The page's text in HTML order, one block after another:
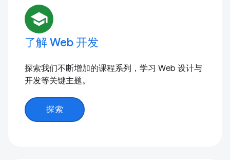
school
了解 Web 开发
探索我们不断增加的课程系列，学习 Web 设计与
开发等关键主题。
探索